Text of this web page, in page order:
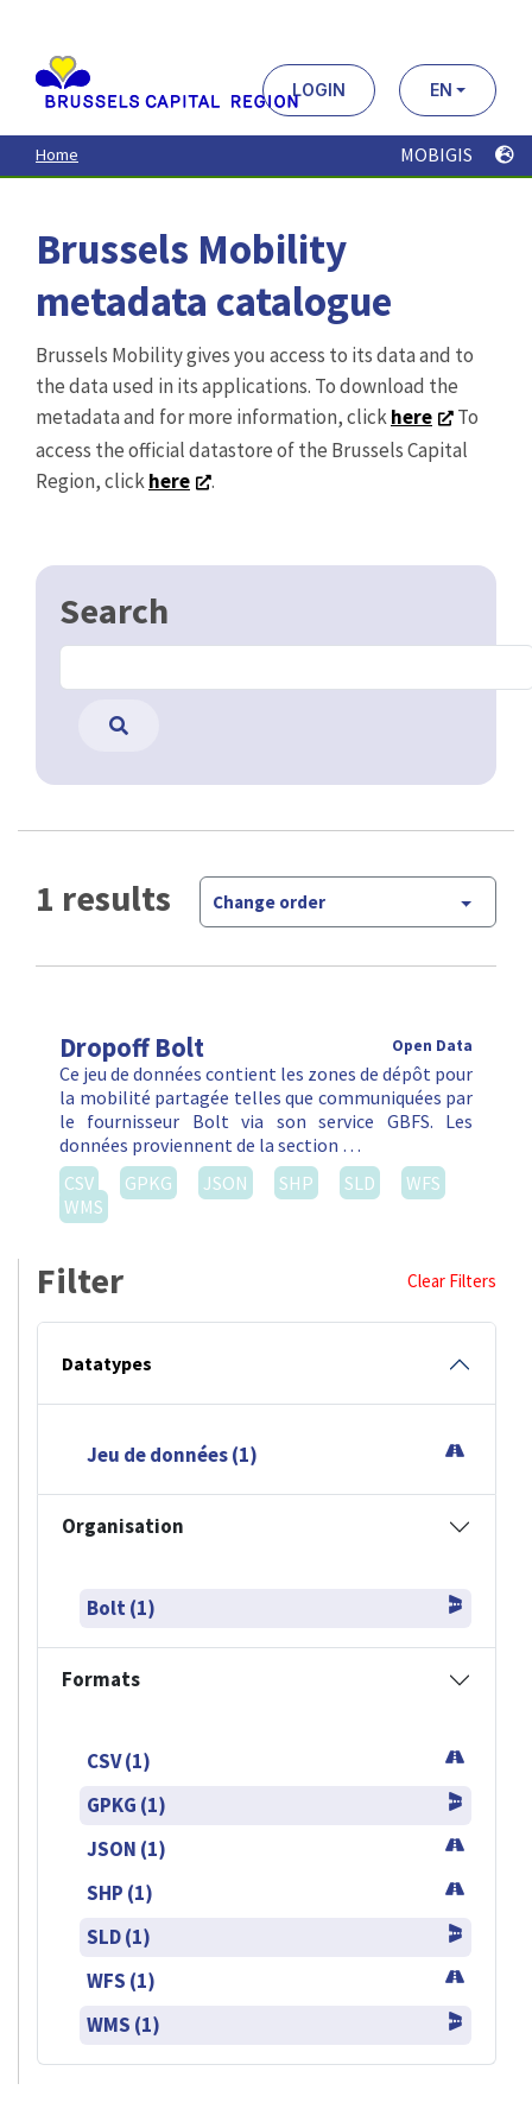
contenu
principal
LOGIN EN
Home MOBIGIS
Brussels Mobility
metadata catalogue
Brussels Mobility gives you access to its data and to
the data used in its applications. To download the
metadata and for more information, clickhere
To
access the official datastore of the Brussels Capital
Region, clickhere .
Search
1 results Change order
Dropoff Bolt Open Data
Ce jeu de données contient les zones de dépôt pour
la mobilité partagée telles que communiquées par
le fournisseur Bolt via son service GBFS. Les
données proviennent de la section …
CSV
GPKG JSON SHP SLD
WFS
WMS
Filter Clear Filters
Datatypes
Jeu de données (1)
Organisation
Bolt (1)
Formats
CSV (1)
GPKG (1)
JSON (1)
SHP (1)
SLD (1)
WFS (1)
WMS (1)